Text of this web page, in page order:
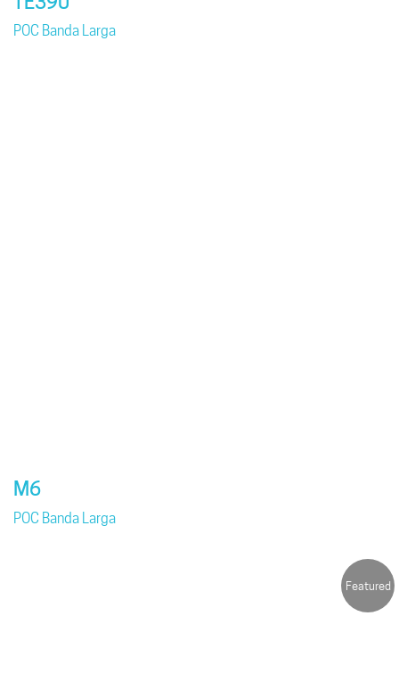
POC Banda Larga
M6
POC Banda Larga
Featured